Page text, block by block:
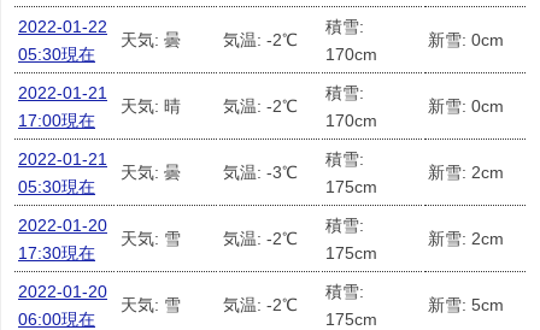
2022-01-22
05:30現在
天気: 曇 気温: -2℃
積雪:
170cm
新雪: 0cm
2022-01-21
17:00現在
天気: 晴 気温: -2℃
積雪:
170cm
新雪: 0cm
2022-01-21
05:30現在
天気: 曇 気温: -3℃
積雪:
175cm
新雪: 2cm
2022-01-20
17:30現在
天気: 雪 気温: -2℃
積雪:
175cm
新雪: 2cm
2022-01-20
06:00現在
天気: 雪 気温: -2℃
積雪:
175cm
新雪: 5cm